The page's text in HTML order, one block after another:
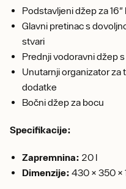
Podstavljeni džep za 16"
Glavni pretinac s
stvari
Prednji vodoravni džep
Unutarnji organizator za
dodatke
Bočni džep za bocu
Specifikacije:
Zapremnina: 20 l
Dimenzije: 430 × 350 ×